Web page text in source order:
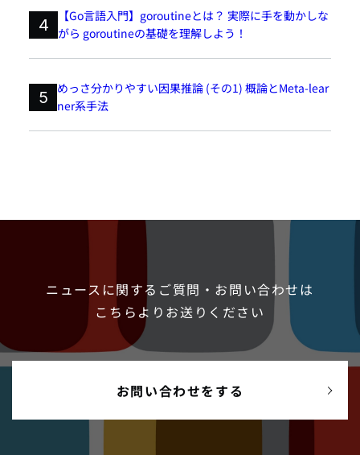
4
【Go言語入門】goroutineとは？ 実際に手を動かしな
がら goroutineの基礎を理解しよう！
5
めっさ分かりやすい因果推論 (その1) 概論とMeta-lear
ner系手法
ニュースに関するご質問・お問い合わせは
こちらよりお送りください
お問い合わせをする